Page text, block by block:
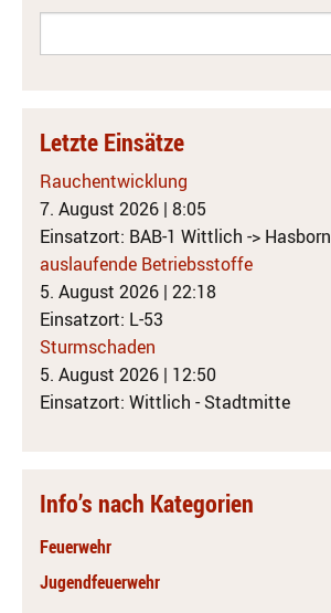
Letzte Einsätze
Rauchentwicklung
7. August 2026 | 8:05
Einsatzort: BAB-1 Wittlich -> Hasborn
auslaufende Betriebsstoffe
5. August 2026 | 22:18
Einsatzort: L-53
Sturmschaden
5. August 2026 | 12:50
Einsatzort: Wittlich - Stadtmitte
Info’s nach Kategorien
Feuerwehr
Jugendfeuerwehr